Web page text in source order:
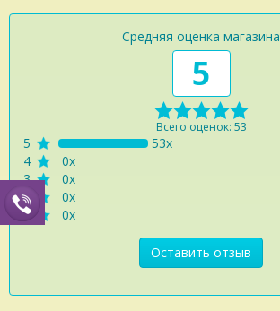
Средняя оценка магазина
5
Всего оценок: 53
5
53x
4
0x
3
0x
2
0x
1
0x
Оставить отзыв